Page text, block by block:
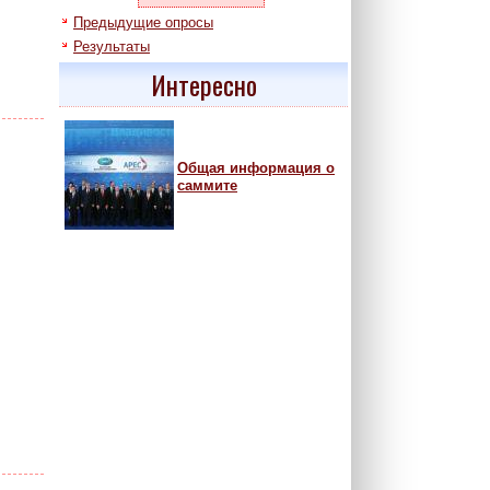
Предыдущие опросы
Результаты
Интересно
Общая информация о
саммите